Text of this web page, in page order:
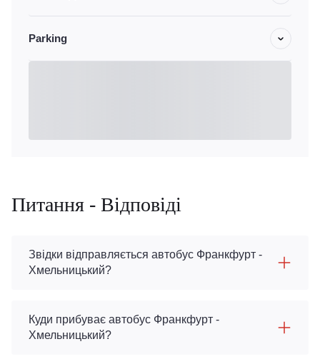
Parking
Питання - Відповіді
Звідки відправляється автобус Франкфурт -
Хмельницький?
Куди прибуває автобус Франкфурт -
Хмельницький?